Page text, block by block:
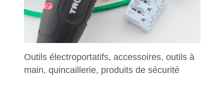
Outils électroportatifs, accessoires, outils à
main, quincaillerie, produits de sécurité